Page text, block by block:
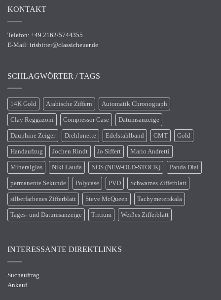
KONTAKT
Telefon: +49 2162/5744355
E-Mail: irisbitter@classicheuer.de
SCHLAGWÖRTER / TAGS
14K Gold Arabische Ziffern Automatik Chronograph
Clay Reggazoni Compressor Case Datumsanzeige
Dauphine Zeiger Drehlunette Edelstahlband GMT Gold
Handaufzug Jochen Rindt Jo Siffert Mario Andretti
Mineralglas Niki Lauda NOS (NEW-OLD-STOCK) Panda Dial
permanente Sekunde Polycase PVD Schwarzes Zifferblatt
silberfarbenes Zifferblatt Steve McQueen Tachymeterskala
Tages- und Datumsanzeige Tritium Weißes Zifferblatt
INTERESSANTE DIREKTLINKS
Suchauftrag
Ankauf